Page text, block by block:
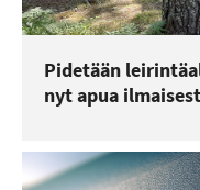
Pidetään
nyt apua